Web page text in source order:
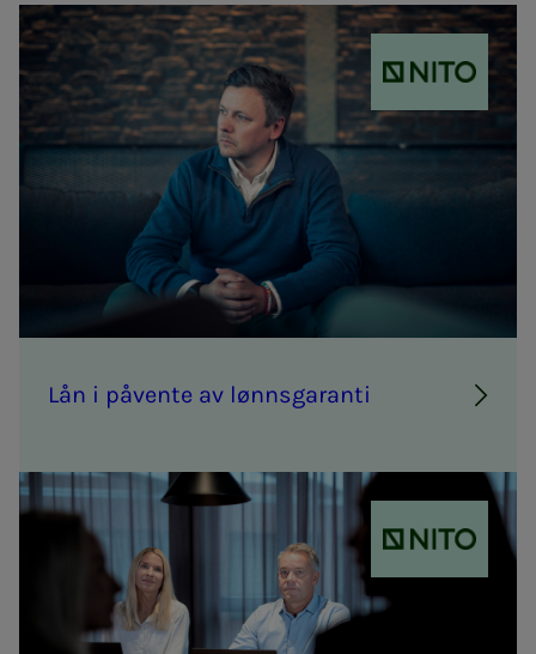
NITO
Lån i på­­ven­­te av lønns­­ga­ran­­ti
NITO